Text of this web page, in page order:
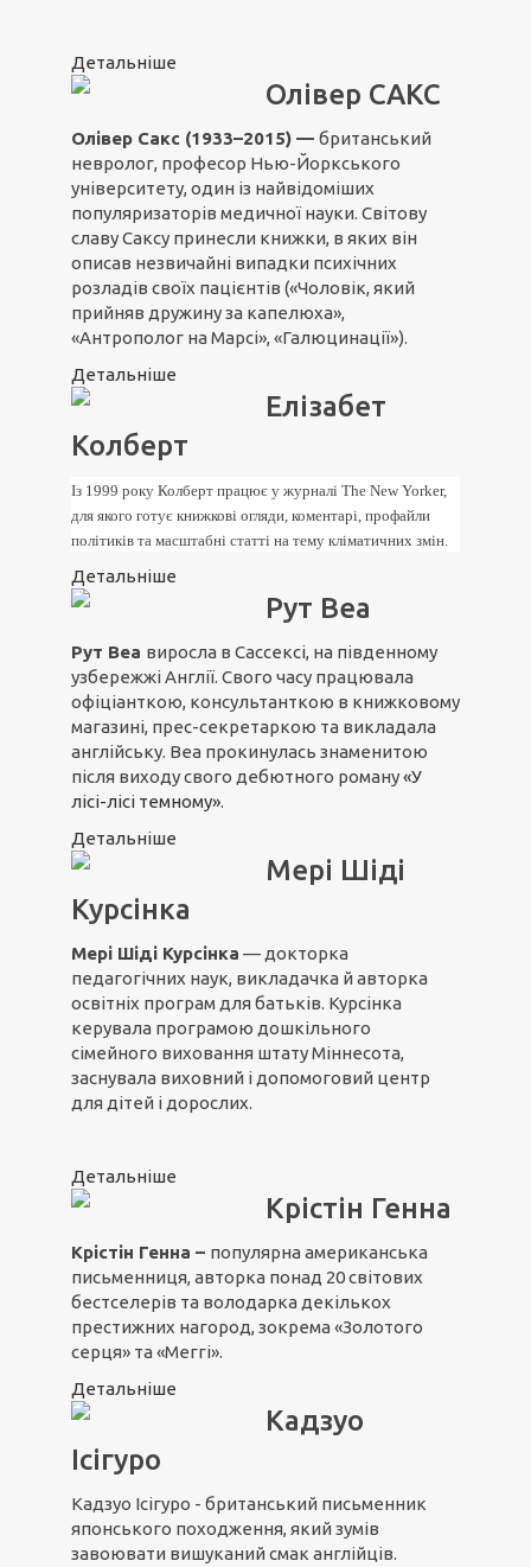
Детальніше
Олівер САКС
Олівер Сакс (1933–2015) — британський
невролог, професор Нью-Йоркського
університету, один із найвідоміших
популяризаторів медичної науки. Світову
славу Саксу принесли книжки, в яких він
описав незвичайні випадки психічних
розладів своїх пацієнтів («Чоловік, який
прийняв дружину за капелюха»,
«Антрополог на Марсі», «Галюцинації»).
Детальніше
Елізабет
Колберт
Із 1999 року Колберт працює у журналі The New Yorker,
для якого готує книжкові огляди, коментарі, профайли
політиків та масштабні статті на тему кліматичних змін.
Детальніше
Рут Веа
Рут Веа виросла в Сассексі, на південному
узбережжі Англії. Свого часу працювала
офіціанткою, консультанткою в книжковому
магазині, прес-секретаркою та викладала
англійську. Веа прокинулась знаменитою
після виходу свого дебютного роману«У
лісі-лісі темному».
Детальніше
Мері Шіді
Курсінка
Мері Шіді Курсінка — докторка
педагогічних наук, викладачка й авторка
освітніх програм для батьків. Курсінка
керувала програмою дошкільного
сімейного виховання штату Міннесота,
заснувала виховний і допомоговий центр
для дітей і дорослих.
Детальніше
Крістін Генна
Крістін Генна – популярна американська
письменниця, авторка понад 20 світових
бестселерів та володарка декількох
престижних нагород, зокрема «Золотого
серця» та «Меггі».
Детальніше
Кадзуо
Ісігуро
Кадзуо Ісігуро - британський письменник
японського походження, який зумів
завоювати вишуканий смак англійців.